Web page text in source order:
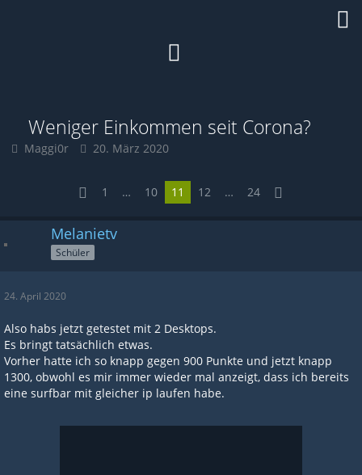
Weniger Einkommen seit Corona?
Maggi0r 20. März 2020
1 … 10 11 12 … 24
Melanietv
Schüler
24. April 2020
Also habs jetzt getestet mit 2 Desktops.
Es bringt tatsächlich etwas.
Vorher hatte ich so knapp gegen 900 Punkte und jetzt knapp
1300, obwohl es mir immer wieder mal anzeigt, dass ich bereits
eine surfbar mit gleicher ip laufen habe.